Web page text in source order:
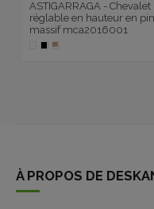
ASTIGARRAGA - Chevalet
réglable en hauteur en pin
massif mca2016001
À PROPOS DE